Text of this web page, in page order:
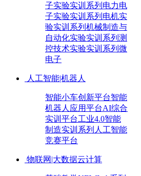
子实验实训系列 电力电
子实验实训系列 电机实
验实训系列 机械制造与
自动化实验实训系列 测
控技术实验实训系列 微
电子
人工智能|机器人
智能小车创新平台智能
机器人应用平台AI综合
实训平台工业4.0智能
制造实训系列 人工智能
竞赛平台
物联网|大数据云计算